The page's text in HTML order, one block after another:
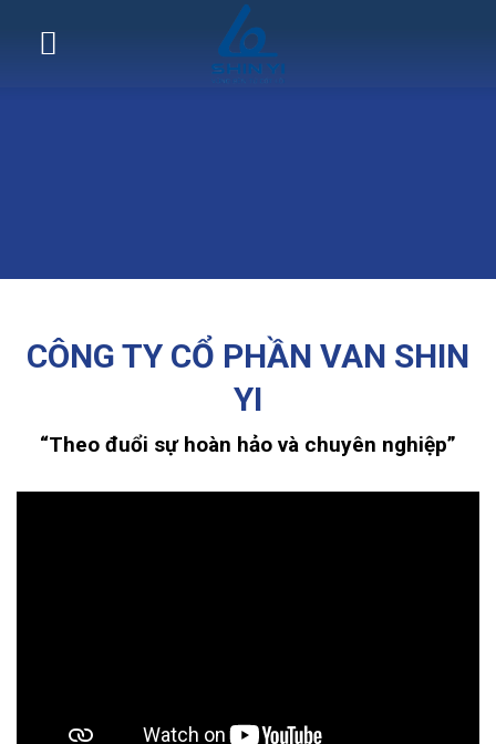
CÔNG TY CỔ PHẦN VAN SHIN
YI
“Theo đuổi sự hoàn hảo và chuyên nghiệp”